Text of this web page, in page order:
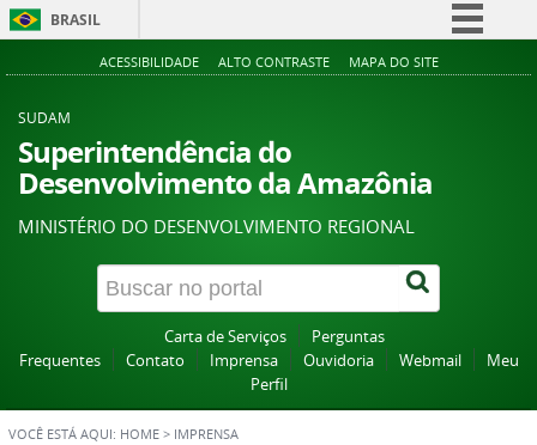
BRASIL
Simplifique!
Acesso à informação
ACESSIBILIDADE ALTO CONTRASTE MAPA DO SITE
SUDAM
Superintendência do
Desenvolvimento da Amazônia
MINISTÉRIO DO DESENVOLVIMENTO REGIONAL
Carta de Serviços
Perguntas
Frequentes
Contato Imprensa Ouvidoria Webmail
Meu
Perfil
VOCÊ ESTÁ AQUI: HOME > IMPRENSA